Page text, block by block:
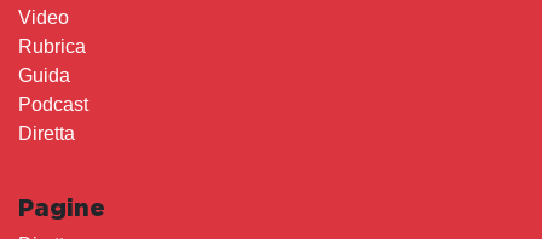
Video
Rubrica
Guida
Podcast
Diretta
Pagine